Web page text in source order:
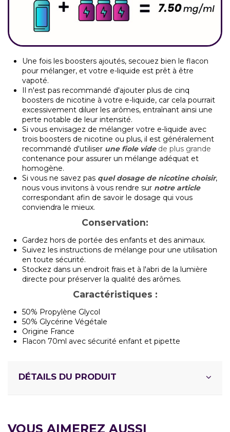
Une fois les boosters ajoutés, secouez bien le flacon
pour mélanger, et votre e-liquide est prêt à être
vapoté.
Il n'est pas recommandé d'ajouter plus de cinq
boosters de nicotine à votre e-liquide, car cela pourrait
excessivement diluer les arômes, entraînant ainsi une
perte notable de leur intensité.
Si vous envisagez de mélanger votre e-liquide avec
trois boosters de nicotine ou plus, il est généralement
recommandé d'utiliser une fiole videde plus grande
contenance pour assurer un mélange adéquat et
homogène.
Si vous ne savez pas quel dosage de nicotine choisir,
nous vous invitons à vous rendre sur notre article
correspondant afin de savoir le dosage qui vous
conviendra le mieux.
Conservation:
Gardez hors de portée des enfants et des animaux.
Suivez les instructions de mélange pour une utilisation
en toute sécurité.
Stockez dans un endroit frais et à l'abri de la lumière
directe pour préserver la qualité des arômes.
Caractéristiques :
50% Propylène Glycol
50% Glycérine Végétale
Origine France
Flacon 70ml avec sécurité enfant et pipette
DÉTAILS DU PRODUIT
VOUS AIMEREZ AUSSI